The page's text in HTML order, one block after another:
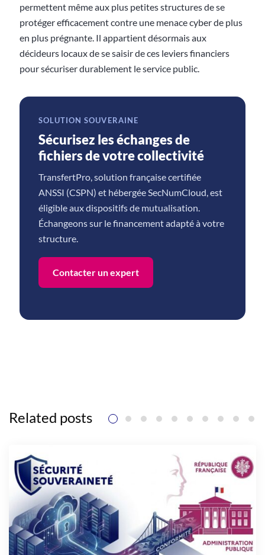
permettent même aux plus petites structures de se
protéger efficacement contre une menace cyber de plus
en plus prégnante. Il appartient désormais aux
décideurs locaux de se saisir de ces leviers financiers
pour sécuriser durablement le service public.
SOLUTION SOUVERAINE
Sécurisez les échanges de
fichiers de votre collectivité
TransfertPro, solution française certifiée
ANSSI (CSPN) et hébergée SecNumCloud, est
éligible aux dispositifs de mutualisation.
Échangeons sur le financement adapté à votre
structure.
Contacter un expert
Related posts